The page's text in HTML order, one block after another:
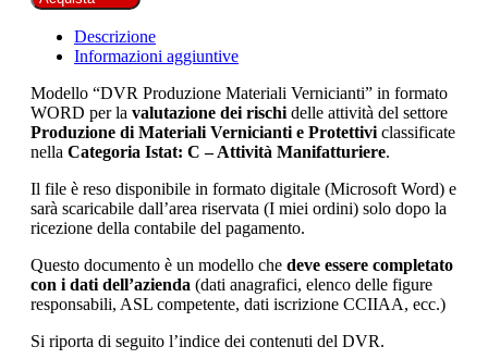
Descrizione
Informazioni aggiuntive
Modello “DVR Produzione Materiali Vernicianti” in formato
WORD per la valutazione dei rischi delle attività del settore
Produzione di Materiali Vernicianti e Protettivi classificate
nella Categoria Istat: C – Attività Manifatturiere.
Il file è reso disponibile in formato digitale (Microsoft Word) e
sarà scaricabile dall’area riservata (I miei ordini) solo dopo la
ricezione della contabile del pagamento.
Questo documento è un modello che deve essere completato
con i dati dell’azienda (dati anagrafici, elenco delle figure
responsabili, ASL competente, dati iscrizione CCIIAA, ecc.)
Si riporta di seguito l’indice dei contenuti del DVR.